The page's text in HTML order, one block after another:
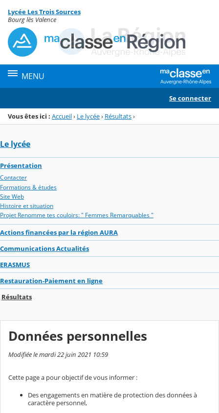
Menu de la rubrique
Contenu
Lycée Les Trois Sources
Bourg lès Valence
MENU
Se connecter
Vous êtes ici : Accueil› Le lycée› Résultats›
Le lycée
Présentation
Contacter
Formations & études
Site Web
Histoire et situation
Projet Renomme tes couloirs: " Femmes Remarquables "
Actions financées par la région AURA
Communications Actualités
ERASMUS
Restauration-Paiement en ligne
Résultats
Données personnelles
Modifiée le mardi 22 juin 2021 10:59
Cette page a pour objectif de vous informer :
Des engagements en matière de protection des données à
caractère personnel,